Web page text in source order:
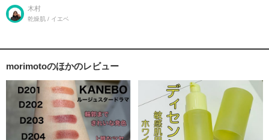
お守りリップ！
木村
乾燥肌 / イエベ
morimotoのほかのレビュー